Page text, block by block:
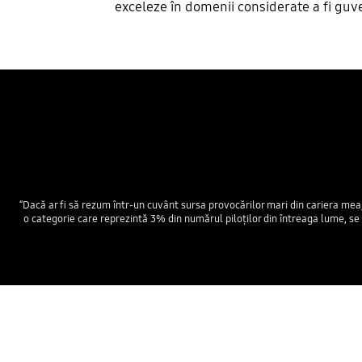
exceleze în domenii considerate a fi
“Dacă ar fi să rezum într-un cuvânt sursa provocărilor mari din cariera
o categorie care reprezintă 3% din numărul piloților din întreaga lume,